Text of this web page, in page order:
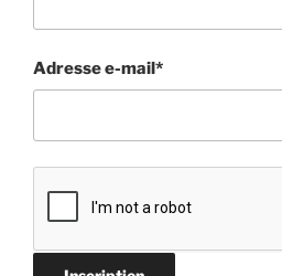
Adresse e-mail*